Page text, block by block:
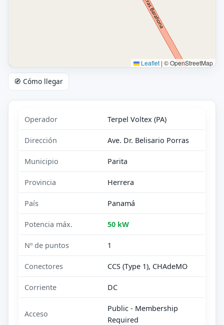
Leaflet | © OpenStreetMap
🧭 Cómo llegar
Operador Terpel Voltex (PA)
Dirección Ave. Dr. Belisario Porras
Municipio Parita
Provincia Herrera
País Panamá
Potencia máx. 50 kW
Nº de puntos 1
Conectores CCS (Type 1), CHAdeMO
Corriente DC
Acceso
Public - Membership
Required